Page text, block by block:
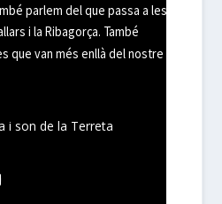
parlem del que passa a les
i la Ribagorça. També
que van més enllà del nostre
i son de la Terreta